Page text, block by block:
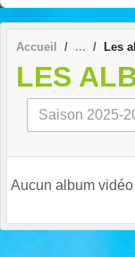
Accueil Les
LES
Aucun album vidéo